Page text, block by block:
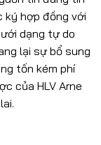
ký hợp đồng với
dạng tự do
lại sự bổ sung
tốn kém phí
của HLV Arne